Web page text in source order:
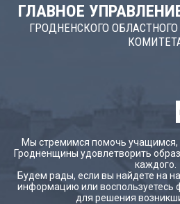
ГЛАВНОЕ
ГРОДНЕНСКОГО
Мы стремимся помочь учащимся,
Гродненщины удовлетворить
каждого.
Будем рады, если вы найдете на
информацию или воспользуетесь
для решения